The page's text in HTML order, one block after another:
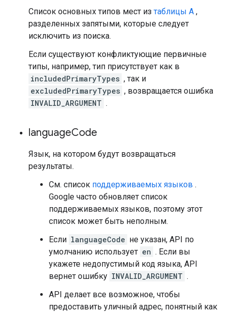
Список основных типов мест из таблицы А ,
разделенных запятыми, которые следует
исключить из поиска.
Если существуют конфликтующие первичные
типы, например, тип присутствует как в
includedPrimaryTypes , так и
excludedPrimaryTypes , возвращается ошибка
INVALID_ARGUMENT .
languageCode
Язык, на котором будут возвращаться
результаты.
См. список поддерживаемых языков .
Google часто обновляет список
поддерживаемых языков, поэтому этот
список может быть неполным.
Если languageCode не указан, API по
умолчанию использует en . Если вы
укажете недопустимый код языка, API
вернет ошибку INVALID_ARGUMENT .
API делает все возможное, чтобы
предоставить уличный адрес, понятный как